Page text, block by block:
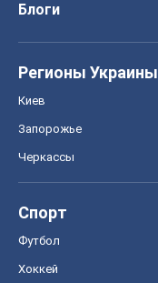
Блоги
Регионы Украины
Киев
Запорожье
Черкассы
Спорт
Футбол
Хоккей